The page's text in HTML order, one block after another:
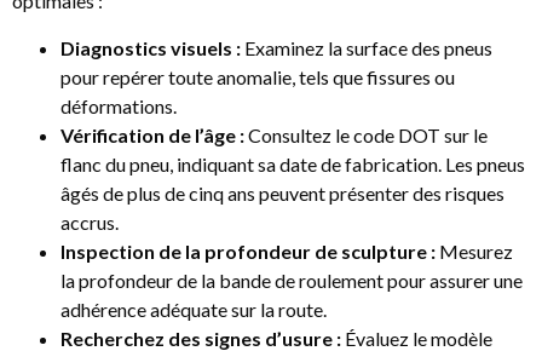
Diagnostics visuels : Examinez la surface des pneus
pour repérer toute anomalie, tels que fissures ou
déformations.
Vérification de l’âge :Consultez le code DOT sur le
flanc du pneu, indiquant sa date de fabrication. Les pneus
âgés de plus de cinq ans peuvent présenter des risques
accrus.
Inspection de la profondeur de sculpture : Mesurez
la profondeur de la bande de roulement pour assurer une
adhérence adéquate sur la route.
Recherchez des signes d’usure : Évaluez le modèle